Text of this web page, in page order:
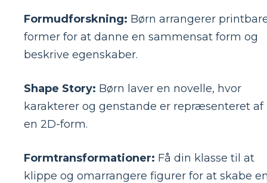
Formudforskning: Børn arrangerer
former for at danne en sammensat form og
beskrive egenskaber.
Shape Story: Børn laver en novelle, hvor
karakterer og genstande er repræsenteret af
en 2D-form.
Formtransformationer: Få din klasse til at
klippe og omarrangere figurer for at skabe